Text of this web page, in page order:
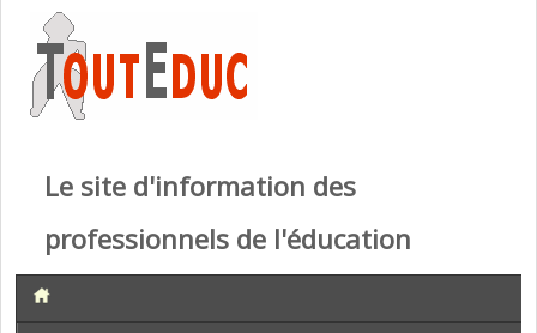
Le site d'information des
professionnels de l'éducation